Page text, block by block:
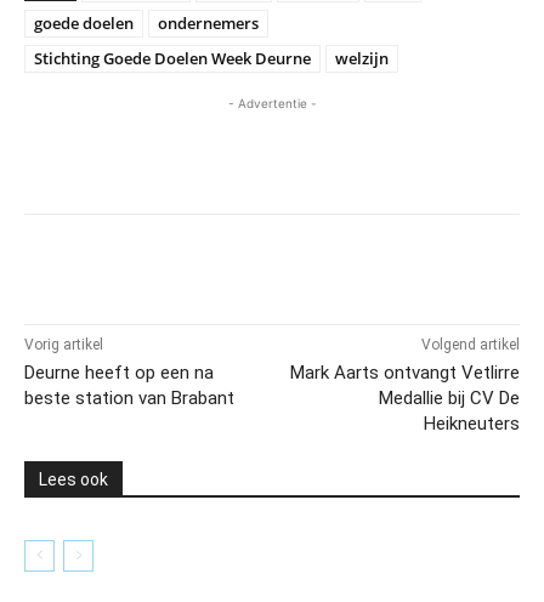
goede doelen
ondernemers
Stichting Goede Doelen Week Deurne
welzijn
- Advertentie -
Vorig artikel
Deurne heeft op een na
beste station van Brabant
Volgend artikel
Mark Aarts ontvangt Vetlirre
Medallie bij CV De
Heikneuters
Lees ook